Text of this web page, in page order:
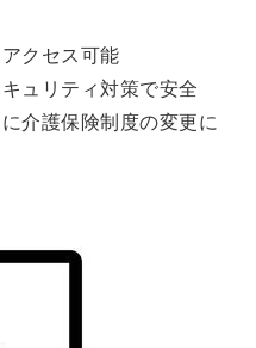
クセス可能
ュリティ対策で安全
介護保険制度の変更に